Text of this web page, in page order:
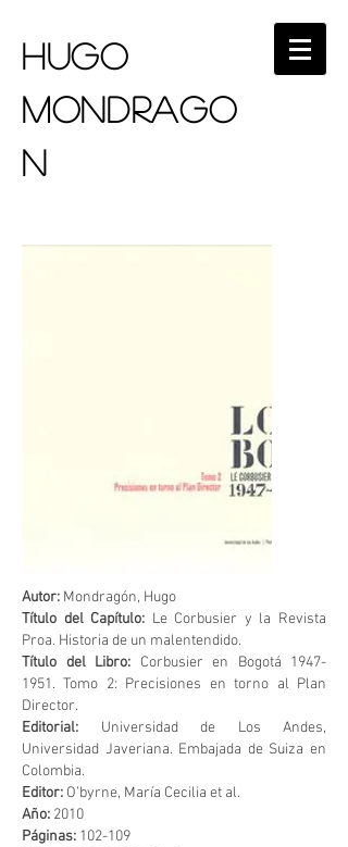
HUGO
MONDRAGO
N
Autor: Mondragón, Hugo
Título del Capítulo: Le Corbusier y la Revista
Proa. Historia de un malentendido.
Título del Libro: Corbusier en Bogotá 1947-
1951. Tomo 2: Precisiones en torno al Plan
Director.
Editorial: Universidad de Los Andes,
Universidad Javeriana. Embajada de Suiza en
Colombia.
Editor: O’byrne, María Cecilia et al.
Año: 2010
Páginas: 102-109